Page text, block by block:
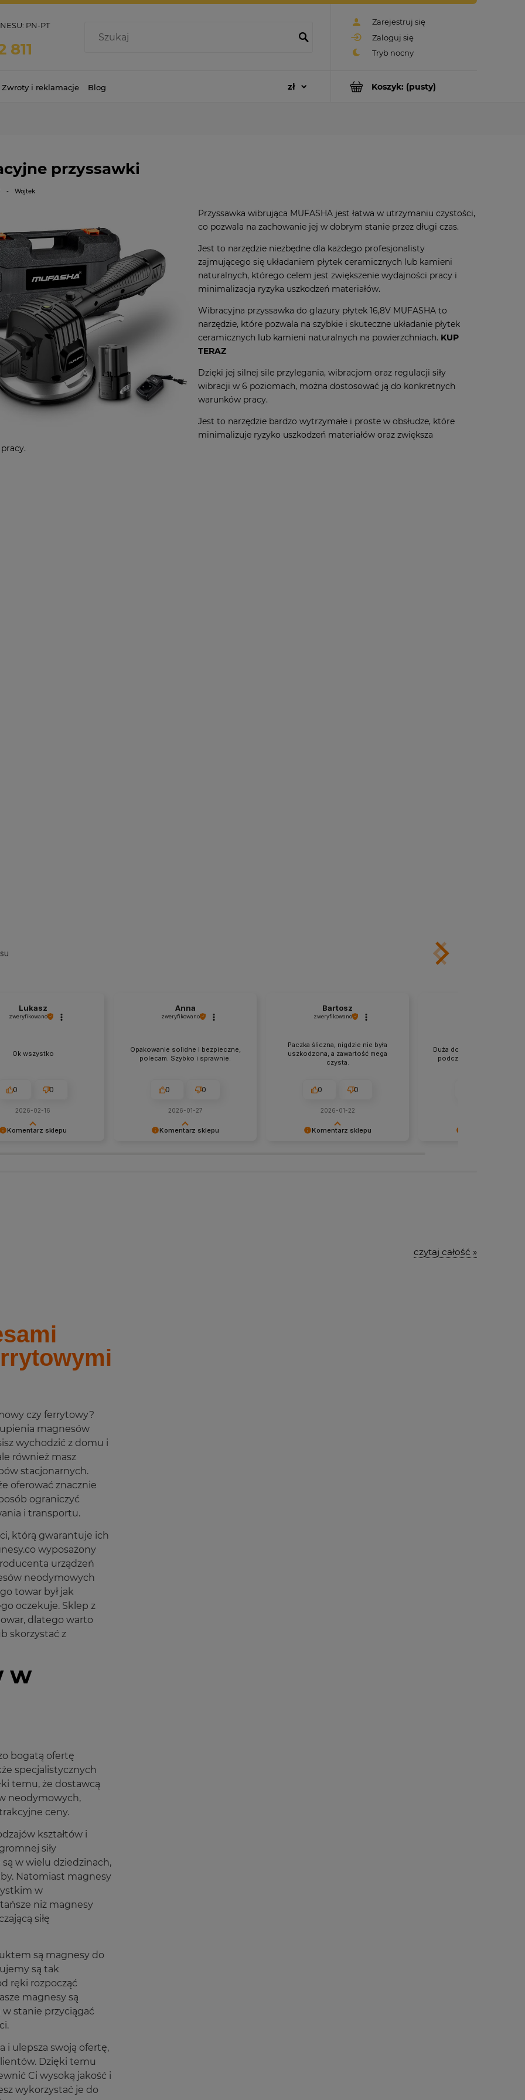
Zarejestruj się
Zaloguj się
PN-PT
811
Koszyk: (pusty)
Zwroty i reklamacje Blog
przyssawki
- Wojtek
Przyssawka wibrująca MUFASHA jest łatwa w utrzymaniu czystości,
co pozwala na zachowanie jej w dobrym stanie przez długi czas.
Jest to narzędzie niezbędne dla każdego profesjonalisty
zajmującego się układaniem płytek ceramicznych lub kamieni
naturalnych, którego celem jest zwiększenie wydajności pracy i
minimalizacja ryzyka uszkodzeń materiałów.
Wibracyjna przyssawka do glazury płytek 16,8V MUFASHA to
narzędzie, które pozwala na szybkie i skuteczne układanie płytek
ceramicznych lub kamieni naturalnych na powierzchniach. KUP
TERAZ
Dzięki jej silnej sile przylegania, wibracjom oraz regulacji siły
wibracji w 6 poziomach, można dostosować ją do konkretnych
warunków pracy.
Jest to narzędzie bardzo wytrzymałe i proste w obsłudze, które
minimalizuje ryzyko uszkodzeń materiałów oraz zwiększa
Komentarz sklepu
Lukasz
zweryfikowano
Ok wszystko
0 0
2026-02-16
Komentarz sklepu
Anna
zweryfikowano
Opakowanie solidne i bezpieczne,
polecam. Szybko i sprawnie.
0 0
2026-01-27
Komentarz sklepu
Bartosz
zweryfikowano
Paczka śliczna, nigdzie nie była
uszkodzona, a zawartość mega
czysta.
0 0
2026-01-22
Duża dostępność
podczas wyprzedaży.
czytaj całość »
czy ferrytowy?
magnesów
wychodzić z domu i
również masz
stacjonarnych.
oferować znacznie
ograniczyć
i transportu.
którą gwarantuje ich
wyposażony
urządzeń
neodymowych
towar był jak
oczekuje. Sklep z
dlatego warto
skorzystać z
w
bogatą ofertę
specjalistycznych
temu, że dostawcą
neodymowych,
ceny.
kształtów i
siły
w wielu dziedzinach,
Natomiast magnesy
w
niż magnesy
siłę
są magnesy do
są tak
ręki rozpocząć
magnesy są
stanie przyciągać
i ulepsza swoją ofertę,
Dzięki temu
Ci wysoką jakość i
wykorzystać je do